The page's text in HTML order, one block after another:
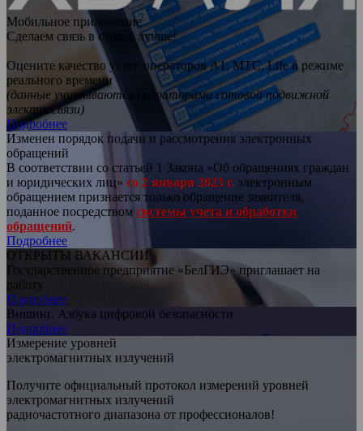
Мобильное приложение
Сделаем связь в стране лучше!
Оцените качество услуг операторов A1, МТС, Life в режиме
реального времени
(данные учитываются операторами сотовой подвижной
электросвязи)
Подробнее
Изменен порядок подачи и рассмотрения электронных
обращений
В соответствии со статьей 1 Закона «Об обращениях граждан
и юридических лиц» со 2 января 2023 г. электронным
обращением признается только обращение заявителя,
поданное посредством системы учета и обработки
обращений.
Подробнее
ОТКРЫТЫ ВАКАНСИИ
Государственное предприятие «БелГИЭ» приглашает на
работу
Подробнее
Вишинг. Азбука цифровой безопасности
Подробнее
Измерение уровней
электромагнитных излучений
Получите официальный протокол измерений уровней
электромагнитных излучений
радиочастотного диапазона от профессионалов!